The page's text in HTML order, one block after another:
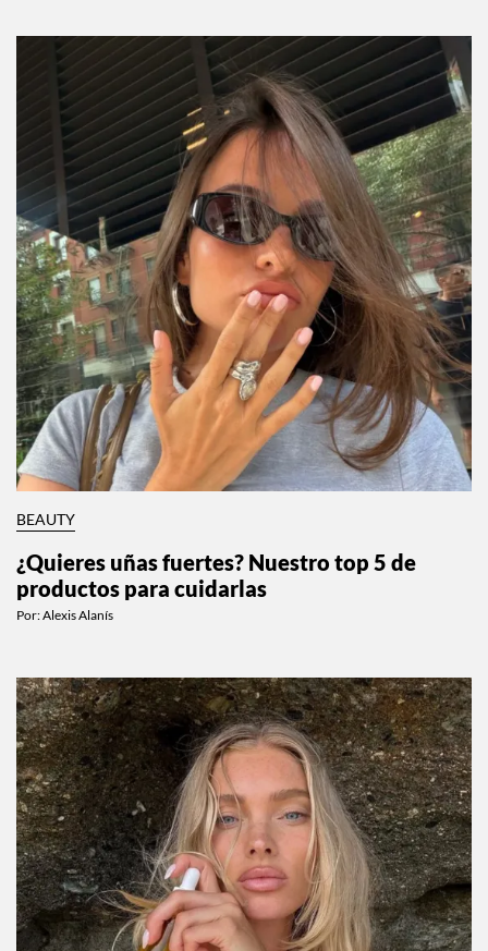
BEAUTY
¿Quieres uñas fuertes? Nuestro top 5 de
productos para cuidarlas
Por:Alexis Alanís